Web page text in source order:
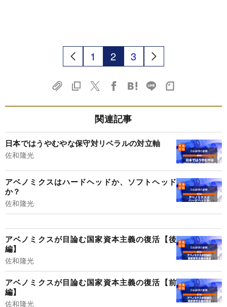
1 2 3
関連記事
日本ではうやむやな保守対リベラルの対立軸
佐和隆光
アベノミクスはハードヘッドか、ソフトヘッド
か？
佐和隆光
アベノミクスが目論む国家資本主義の復活【後
編】
佐和隆光
アベノミクスが目論む国家資本主義の復活【前
編】
佐和隆光